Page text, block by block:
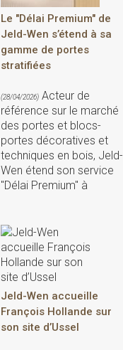
Le "Délai Premium" de
Jeld-Wen s’étend à sa
gamme de portes
stratifiées
(28/04/2026) Acteur de
référence sur le marché
des portes et blocs-
portes décoratives et
techniques en bois, Jeld-
Wen étend son service
"Délai Premium" à
Jeld-Wen accueille
François Hollande sur
son site d’Ussel